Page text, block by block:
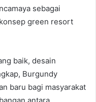
sebagai
green resort
baik, desain
Burgundy
baru bagi masyarakat